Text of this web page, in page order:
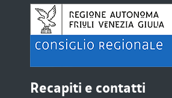
Recapiti e contatti